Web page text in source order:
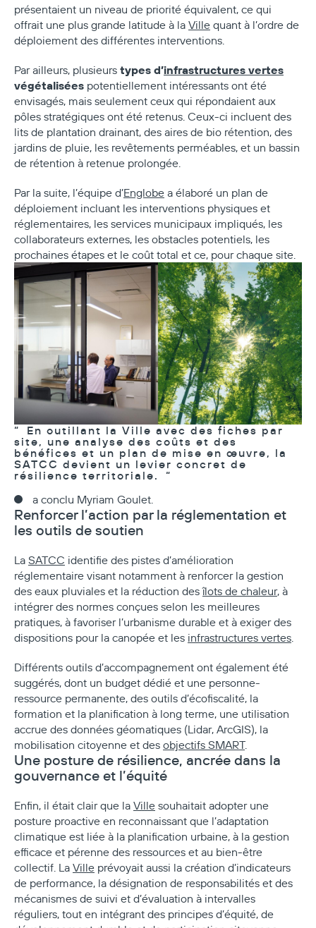
présentaient un niveau de priorité équivalent, ce qui
offrait une plus grande latitude à la Ville quant à l’ordre de
déploiement des différentes interventions.
Par ailleurs, plusieurs types d’infrastructures vertes
végétalisées potentiellement intéressants ont été
envisagés, mais seulement ceux qui répondaient aux
pôles stratégiques ont été retenus. Ceux-ci incluent des
lits de plantation drainant, des aires de bio rétention, des
jardins de pluie, les revêtements perméables, et un bassin
de rétention à retenue prolongée.
Par la suite, l’équipe d’Englobe a élaboré un plan de
déploiement incluant les interventions physiques et
réglementaires, les services municipaux impliqués, les
collaborateurs externes, les obstacles potentiels, les
prochaines étapes et le coût total et ce, pour chaque site.
En outillant la Ville avec des fiches par
site, une analyse des coûts et des
bénéfices et un plan de mise en œuvre, la
SATCC devient un levier concret de
résilience territoriale.
a conclu Myriam Goulet.
Renforcer l’action par la réglementation et
les outils de soutien
La SATCC identifie des pistes d’amélioration
réglementaire visant notamment à renforcer la gestion
des eaux pluviales et la réduction desîlots de chaleur, à
intégrer des normes conçues selon les meilleures
pratiques, à favoriser l’urbanisme durable et à exiger des
dispositions pour la canopée et les infrastructures vertes
Différents outils d’accompagnement ont également été
suggérés, dont un budget dédié et une personne-
ressource permanente, des outils d’écofiscalité, la
formation et la planification à long terme, une utilisation
accrue des données géomatiques (Lidar, ArcGIS), la
mobilisation citoyenne et des objectifs SMART.
Une posture de résilience, ancrée dans la
gouvernance et l’équité
Enfin, il était clair que la Ville souhaitait adopter une
posture proactive en reconnaissant que l’adaptation
climatique est liée à la planification urbaine, à la gestion
efficace et pérenne des ressources et au bien‑être
collectif. La Ville prévoyait aussi la création d’indicateurs
de performance, la désignation de responsabilités et des
mécanismes de suivi et d’évaluation à intervalles
réguliers, tout en intégrant des principes d’équité, de